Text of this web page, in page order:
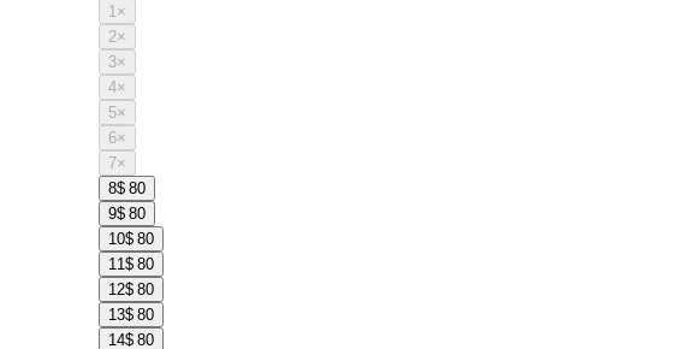
1×
2×
3×
4×
5×
6×
7×
8$ 80
9$ 80
10$ 80
11$ 80
12$ 80
13$ 80
14$ 80